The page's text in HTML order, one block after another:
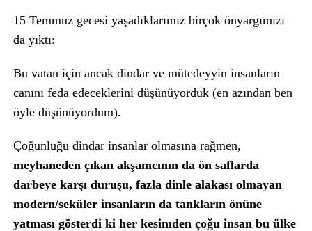
15 Temmuz gecesi yaşadıklarımız birçok önyargımızı
da yıktı:
Bu vatan için ancak dindar ve mütedeyyin insanların
canını feda edeceklerini düşünüyorduk (en azından ben
öyle düşünüyordum).
Çoğunluğu dindar insanlar olmasına rağmen,
meyhaneden çıkan akşamcının da ön saflarda
darbeye karşı duruşu, fazla dinle alakası olmayan
modern/seküler insanların da tankların önüne
yatması gösterdi ki her kesimden çoğu insan bu ülke